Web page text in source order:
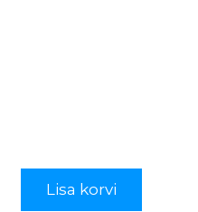
Lisa korvi